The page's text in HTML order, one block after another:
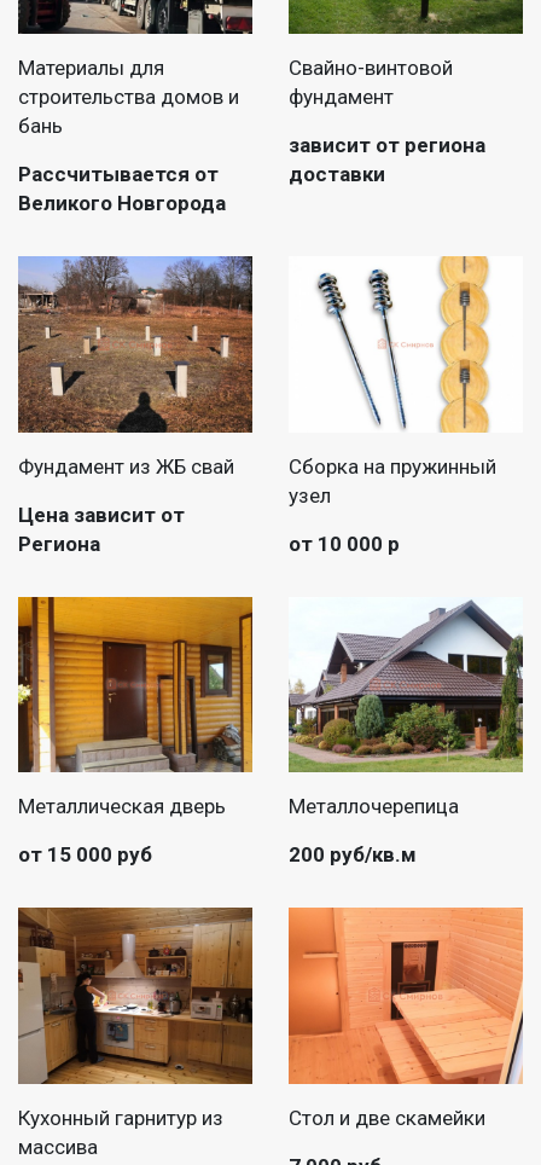
Материалы для
строительства домов и
бань
Рассчитывается от
Великого Новгорода
Свайно-винтовой
фундамент
зависит от региона
доставки
Фундамент из ЖБ свай
Цена зависит от
Региона
Сборка на пружинный
узел
от 10 000 р
Металлическая дверь
от 15 000 руб
Металлочерепица
200 руб/кв.м
Кухонный гарнитур из
массива
Стол и две скамейки